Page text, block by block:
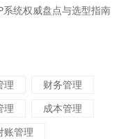
统权威盘点与选型指南
理 财务管理
理 成本管理
账管理